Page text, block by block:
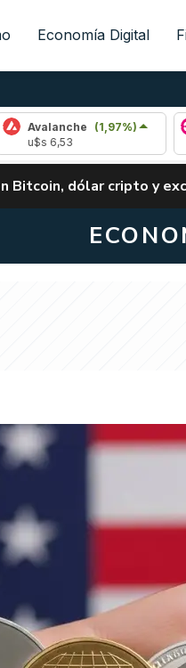
Economía Digital
(1,97%)
Bitcoin, dólar cripto y